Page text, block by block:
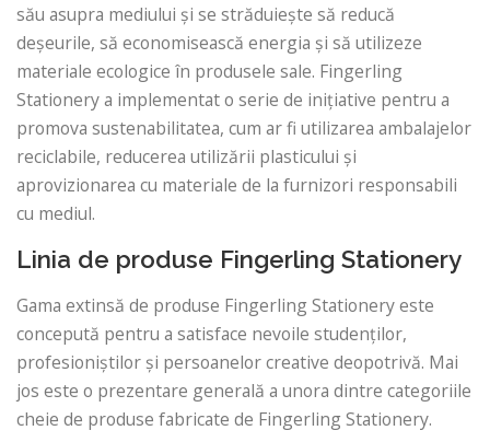
său asupra mediului și se străduiește să reducă
deșeurile, să economisească energia și să utilizeze
materiale ecologice în produsele sale. Fingerling
Stationery a implementat o serie de inițiative pentru a
promova sustenabilitatea, cum ar fi utilizarea ambalajelor
reciclabile, reducerea utilizării plasticului și
aprovizionarea cu materiale de la furnizori responsabili
cu mediul.
Linia de produse Fingerling Stationery
Gama extinsă de produse Fingerling Stationery este
concepută pentru a satisface nevoile studenților,
profesioniștilor și persoanelor creative deopotrivă. Mai
jos este o prezentare generală a unora dintre categoriile
cheie de produse fabricate de Fingerling Stationery.